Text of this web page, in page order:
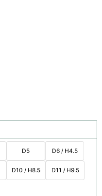
D5 D6 / H4.5
D10 / H8.5 D11 / H9.5